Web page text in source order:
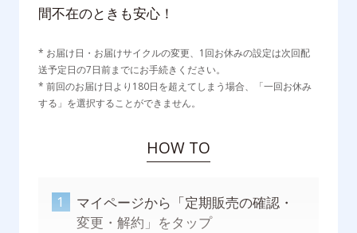
* 実際の画面と異なる場合がございます。
間不在のときも安心！
* お届け日・お届けサイクルの変更、1回お休みの設定は次回配
送予定日の7日前までにお手続きください。
* 前回のお届け日より180日を超えてしまう場合、「一回お休み
する」を選択することができません。
HOW TO
1
マイページから「定期販売の確認・
変更・解約」をタップ